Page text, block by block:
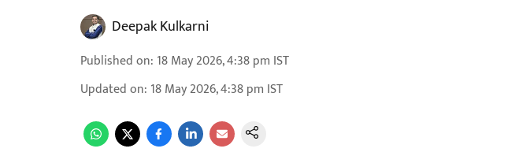
Deepak Kulkarni
Published on: 18 May 2026, 4:38 pm IST
Updated on: 18 May 2026, 4:38 pm IST